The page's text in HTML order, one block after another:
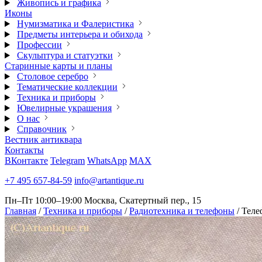
Живопись и графика
Иконы
Нумизматика и Фалеристика
Предметы интерьера и обихода
Профессии
Скульптура и статуэтки
Старинные карты и планы
Столовое серебро
Тематические коллекции
Техника и приборы
Ювелирные украшения
О нас
Справочник
Вестник антиквара
Контакты
ВКонтакте Telegram WhatsApp MAX
+7 495 657-84-59 info@artantique.ru
Пн–Пт 10:00–19:00 Москва, Скатертный пер., 15
Главная / Техника и приборы / Радиотехника и телефоны /